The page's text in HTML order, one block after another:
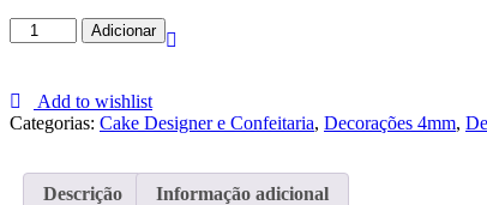
Quantidade
de
Açúcar
Pérolas
Amarela
90g
Adicionar
Add to wishlist
Categorias: Cake Designer e Confeitaria, Decorações 4mm,
Descrição Informação adicional